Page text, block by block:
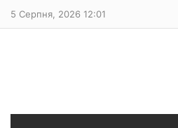
5 Серпня, 2026 12:01